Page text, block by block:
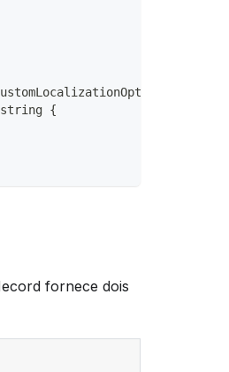
string {
fornece dois